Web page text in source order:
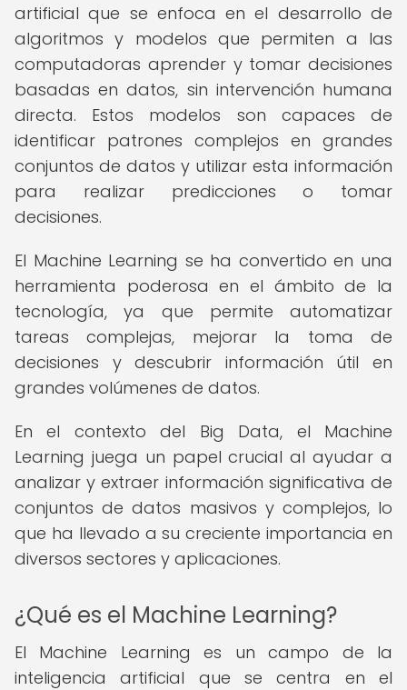
artificial que se enfoca en el desarrollo de
algoritmos y modelos que permiten a las
computadoras aprender y tomar decisiones
basadas en datos, sin intervención humana
directa. Estos modelos son capaces de
identificar patrones complejos en grandes
conjuntos de datos y utilizar esta información
para realizar predicciones o tomar
decisiones.
El Machine Learning se ha convertido en una
herramienta poderosa en el ámbito de la
tecnología, ya que permite automatizar
tareas complejas, mejorar la toma de
decisiones y descubrir información útil en
grandes volúmenes de datos.
En el contexto del Big Data, el Machine
Learning juega un papel crucial al ayudar a
analizar y extraer información significativa de
conjuntos de datos masivos y complejos, lo
que ha llevado a su creciente importancia en
diversos sectores y aplicaciones.
¿Qué es el Machine Learning?
El Machine Learning es un campo de la
inteligencia artificial que se centra en el